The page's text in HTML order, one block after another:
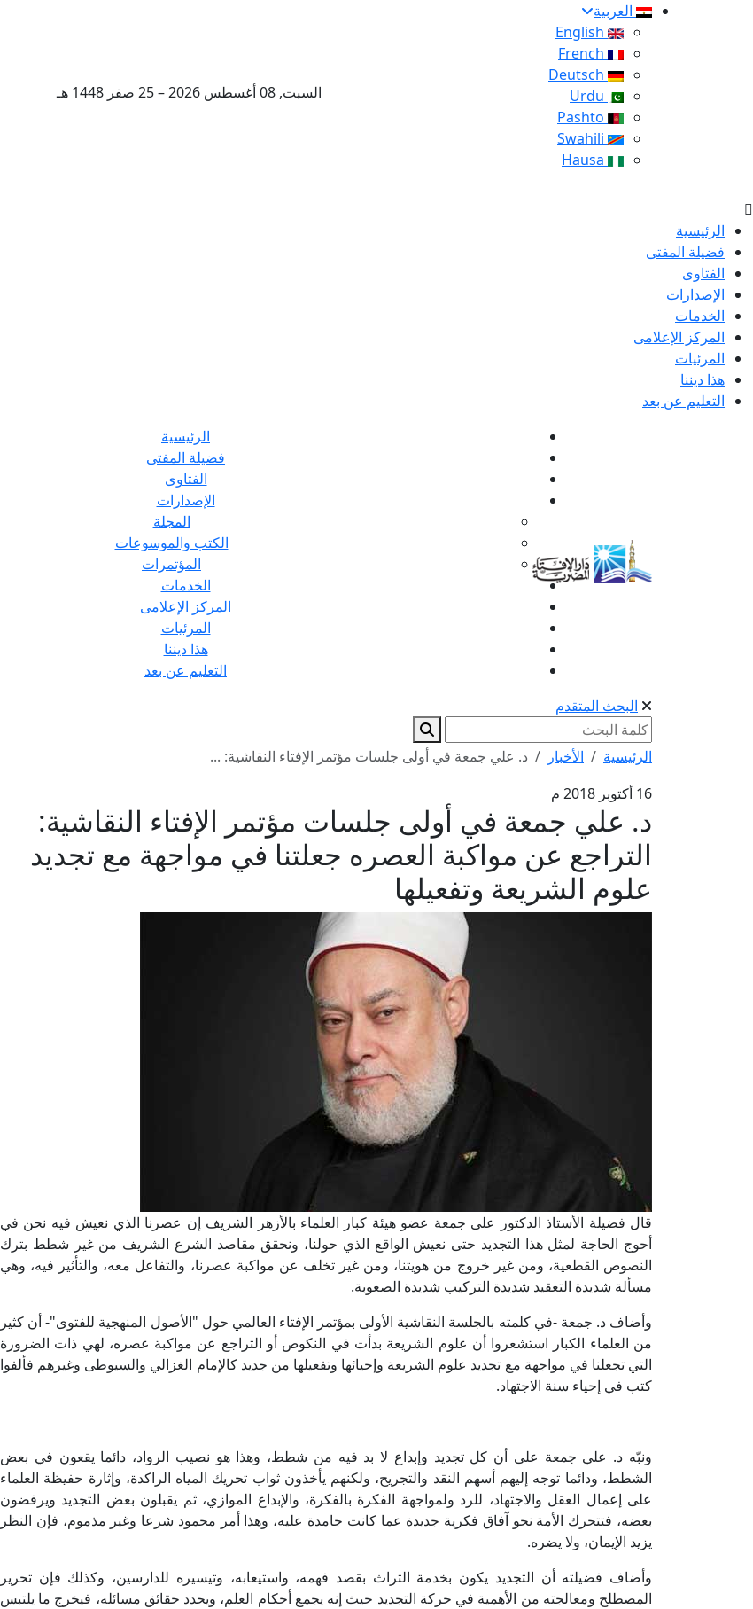
العربية
السبت, 08 أغسطس 2026 – 25 صفر 1448 هـ
الرئيسية
فضيلة المفتى
الفتاوى
الإصدارات
الخدمات
المركز الإعلامى
المرئيات
هذا ديننا
التعليم عن بعد
الرئيسية
فضيلة المفتى
الفتاوى
الإصدارات
المجلة
الكتب والموسوعات
المؤتمرات
الخدمات
المركز الإعلامى
المرئيات
هذا ديننا
التعليم عن بعد
البحث المتقدم
الرئيسية الأخبار
د. علي جمعة في أولى جلسات مؤتمر الإفتاء النقاشية: ...
16 أكتوبر 2018 م
د. علي جمعة في أولى جلسات مؤتمر الإفتاء النقاشية:
التراجع عن مواكبة العصره جعلتنا في مواجهة مع تجديد
علوم الشريعة وتفعيلها
قال فضيلة الأستاذ الدكتور على جمعة عضو هيئة كبار العلماء بالأزهر الشريف إن عصرنا الذي نعيش فيه نحن في
أحوج الحاجة لمثل هذا التجديد حتى نعيش الواقع الذي حولنا، ونحقق مقاصد الشرع الشريف من غير شطط بترك
النصوص القطعية، ومن غير خروج من هويتنا، ومن غير تخلف عن مواكبة عصرنا، والتفاعل معه، والتأثير فيه، وهي
مسألة شديدة التعقيد شديدة التركيب شديدة الصعوبة.
وأضاف د. جمعة -في كلمته بالجلسة النقاشية الأولى بمؤتمر الإفتاء العالمي حول "الأصول المنهجية للفتوى"- أن كثير
من العلماء الكبار استشعروا أن علوم الشريعة بدأت في النكوص أو التراجع عن مواكبة عصره، لهي ذات الضرورة
التي تجعلنا في مواجهة مع تجديد علوم الشريعة وإحيائها وتفعيلها من جديد كالإمام الغزالي والسيوطى وغيرهم فألفوا
كتب في إحياء سنة الاجتهاد.
ونبّه د. علي جمعة على أن كل تجديد وإبداع لا بد فيه من شطط، وهذا هو نصيب الرواد، دائما يقعون في بعض
الشطط، ودائما توجه إليهم أسهم النقد والتجريح، ولكنهم يأخذون ثواب تحريك المياه الراكدة، وإثارة حفيظة العلماء
على إعمال العقل والاجتهاد، للرد ولمواجهة الفكرة بالفكرة، والإبداع الموازي، ثم يقبلون بعض التجديد ويرفضون
بعضه، فتتحرك الأمة نحو آفاق فكرية جديدة عما كانت جامدة عليه، وهذا أمر محمود شرعا وغير مذموم، فإن النظر
يزيد الإيمان، ولا يضره.
وأضاف فضيلته أن التجديد يكون بخدمة التراث بقصد فهمه، واستيعابه، وتيسيره للدارسين، وكذلك فإن تحرير
المصطلح ومعالجته من الأهمية في حركة التجديد حيث إنه يجمع أحكام العلم، ويحدد حقائق مسائله، فيخرج ما يلتبس